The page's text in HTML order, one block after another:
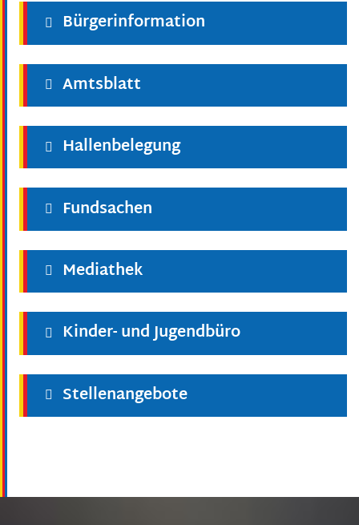
Bürgerinformation
Amtsblatt
Hallenbelegung
Fundsachen
Mediathek
Kinder- und Jugendbüro
Stellenangebote